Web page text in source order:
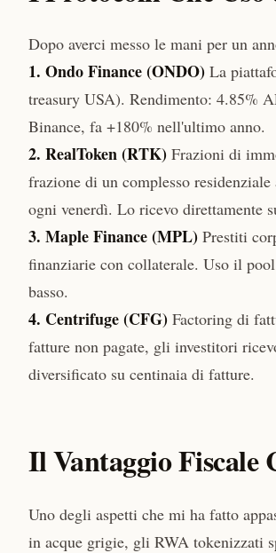
Dopo averci messo le mani per un
1. Ondo Finance (ONDO) La
treasury USA). Rendimento: 4.85%
Binance, fa +180% nell'ultimo anno.
2. RealToken (RTK) Frazioni di
frazione di un complesso
ogni venerdì. Lo ricevo direttamente
3. Maple Finance (MPL) Prestiti
finanziarie con collaterale. Uso il
basso.
4. Centrifuge (CFG) Factoring di
fatture non pagate, gli investitori
diversificato su centinaia di fatture.
Il Vantaggio Fiscale
Uno degli aspetti che mi ha fatto
in acque grigie, gli RWA tokenizzati